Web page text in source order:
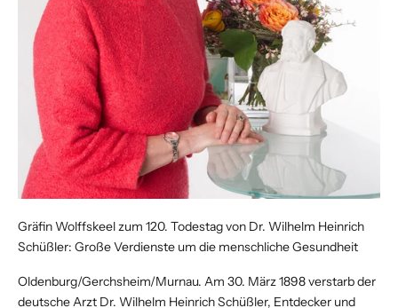
Gräfin Wolffskeel zum 120. Todestag von Dr. Wilhelm Heinrich
Schüßler: Große Verdienste um die menschliche Gesundheit
Oldenburg/Gerchsheim/Murnau. Am 30. März 1898 verstarb der
deutsche Arzt Dr. Wilhelm Heinrich Schüßler, Entdecker und